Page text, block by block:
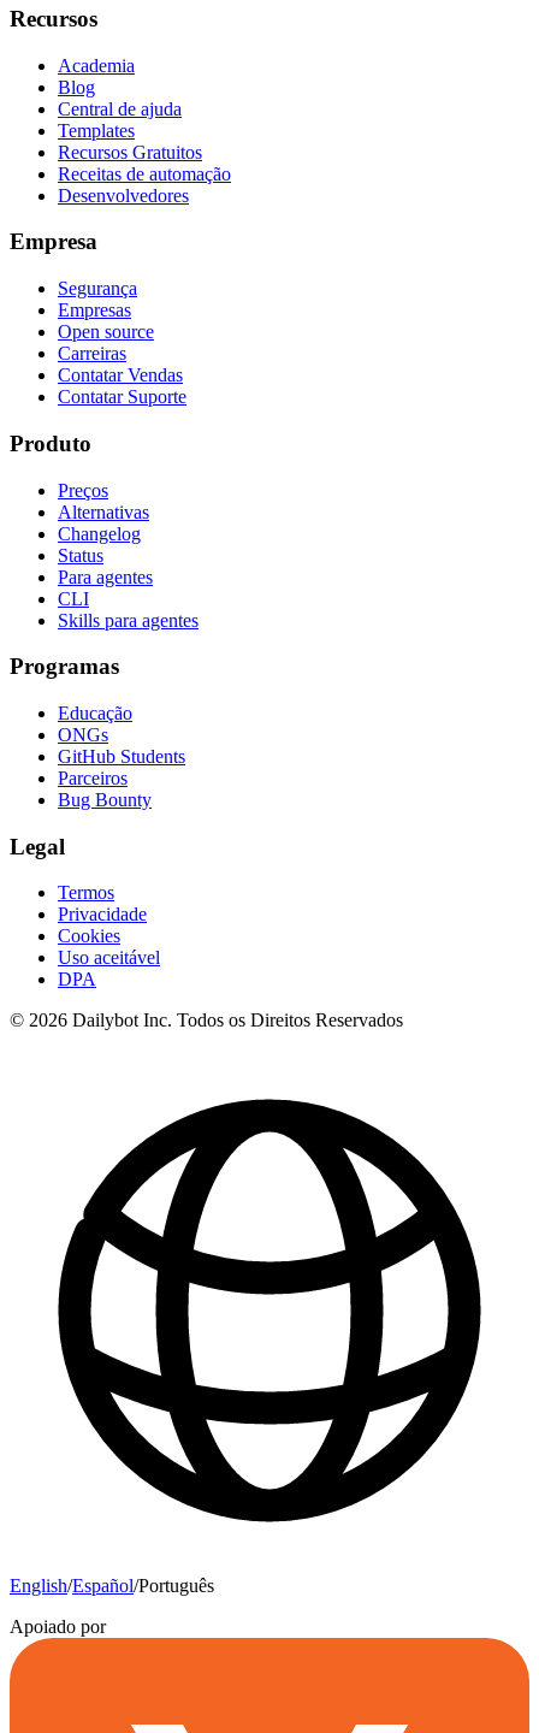
Recursos
Academia
Blog
Central de ajuda
Templates
Recursos Gratuitos
Receitas de automação
Desenvolvedores
Empresa
Segurança
Empresas
Open source
Carreiras
Contatar Vendas
Contatar Suporte
Produto
Preços
Alternativas
Changelog
Status
Para agentes
CLI
Skills para agentes
Programas
Educação
ONGs
GitHub Students
Parceiros
Bug Bounty
Legal
Termos
Privacidade
Cookies
Uso aceitável
DPA
© 2026 Dailybot Inc. Todos os Direitos Reservados
English/Español/Português
Apoiado por